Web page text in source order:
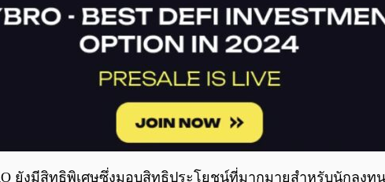
ยังมีสิทธิพิเศษซึ่งมอบสิทธิประโยชน์ที่มากมายสำหรับนักลง